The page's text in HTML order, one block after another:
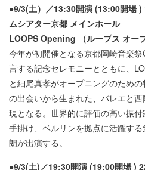
●9/3(土）／13:30開演 (13:00開場
ムシアター京都 メインホール
LOOPS Opening （ループス オー
今年が初開催となる京都岡崎音楽
言する記念セレモニーとともに、
と細尾真孝がオープニングのため
の出会いから生まれた、バレエと
現となる。世界的に評価の高い振
手掛け、ベルリンを拠点に活躍す
朗が出演する。
●9/3(土)／19:30開演 (19:00開場 )